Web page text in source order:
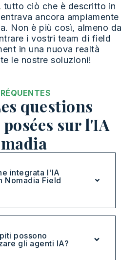
tutto ciò che è descritto in
ancora ampiamente
Non è più così, almeno da
i vostri team di field
in una nuova realtà
le nostre soluzioni!
questions
sur l'IA
integrata l'IA
Nomadia Field
possono
gli agenti IA?